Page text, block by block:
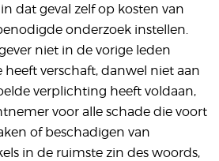
dat geval zelf op kosten van
onderzoek instellen.
niet in de vorige leden
verschaft, danwel niet aan
verplichting heeft voldaan,
voor alle schade die voort
of beschadigen van
in de ruimste zin des woords,